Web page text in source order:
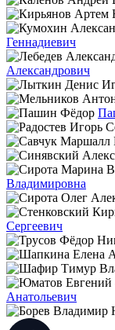
Геннадиевич
Александрович
Владимировна
Сергеевич
Анатольевич